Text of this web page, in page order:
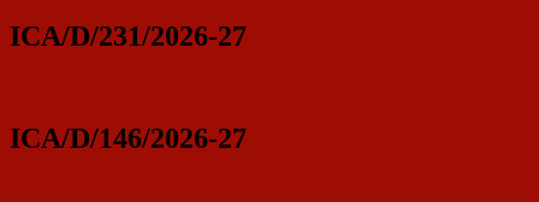
ICA/D/231/2026-27
ICA/D/146/2026-27